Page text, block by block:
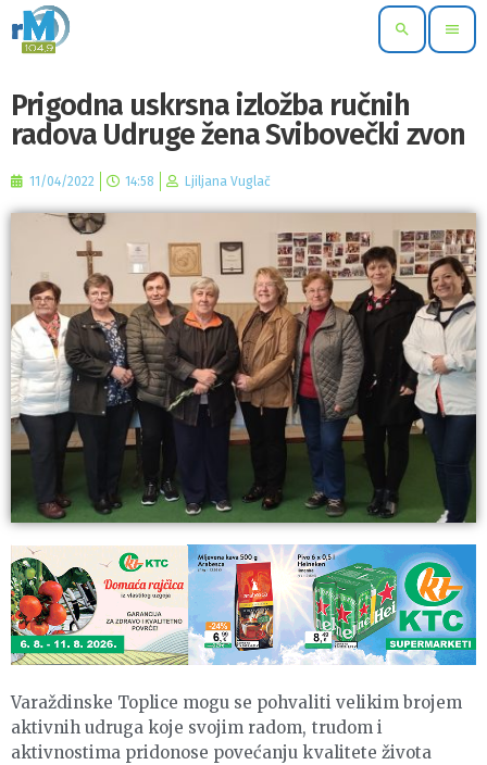
search menu
Prigodna uskrsna izložba ručnih
radova Udruge žena Svibovečki zvon
11/04/2022 14:58 Ljiljana Vuglač
Varaždinske Toplice mogu se pohvaliti velikim brojem
aktivnih udruga koje svojim radom, trudom i
aktivnostima pridonose povećanju kvalitete života